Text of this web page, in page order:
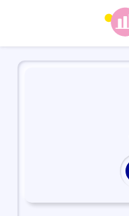
Panorama